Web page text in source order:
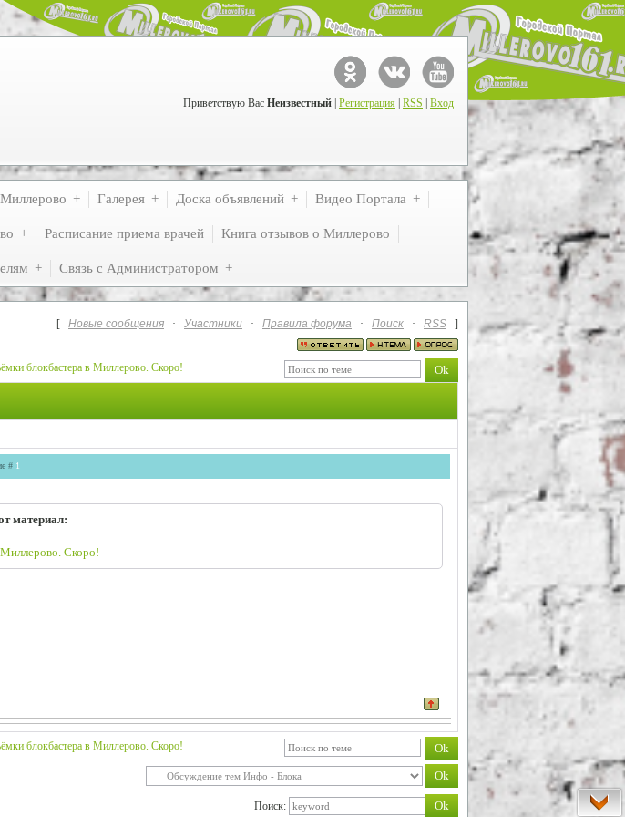
Приветствую Вас Неизвестный Регистрация RSS Вход
Галерея Доска объявлений Видео Портала
Расписание приема врачей Книга отзывов о Миллерово
Связь с Администратором
[ Новые сообщения · Участники · Правила форума · Поиск · RSS
]
блокбастера в Миллерово. Скоро!
# 1
материал:
Скоро!
блокбастера в Миллерово. Скоро!
Поиск: